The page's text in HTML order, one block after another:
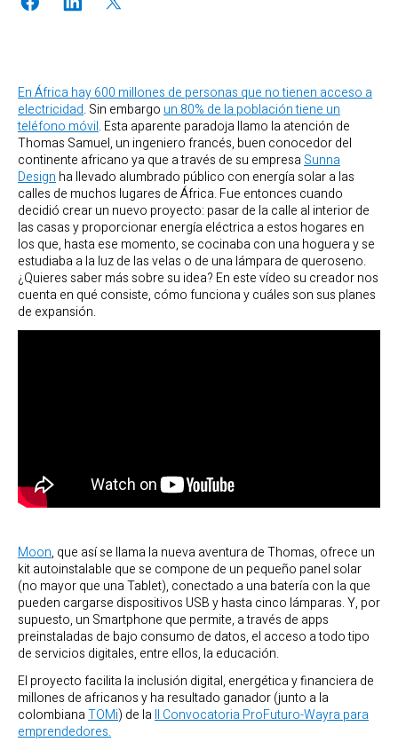
En África hay 600 millones de personas que no tienen acceso a
electricidad. Sin embargo un 80% de la población tiene un
teléfono móvil. Esta aparente paradoja llamo la atención de
Thomas Samuel, un ingeniero francés, buen conocedor del
continente africano ya que a través de su empresa Sunna
Design ha llevado alumbrado público con energía solar a las
calles de muchos lugares de África. Fue entonces cuando
decidió crear un nuevo proyecto: pasar de la calle al interior de
las casas y proporcionar energía eléctrica a estos hogares en
los que, hasta ese momento, se cocinaba con una hoguera y se
estudiaba a la luz de las velas o de una lámpara de queroseno.
¿Quieres saber más sobre su idea? En este vídeo su creador nos
cuenta en qué consiste, cómo funciona y cuáles son sus planes
de expansión.
Moon, que así se llama la nueva aventura de Thomas, ofrece un
kit autoinstalable que se compone de un pequeño panel solar
(no mayor que una Tablet), conectado a una batería con la que
pueden cargarse dispositivos USB y hasta cinco lámparas. Y, por
supuesto, un Smartphone que permite, a través de apps
preinstaladas de bajo consumo de datos, el acceso a todo tipo
de servicios digitales, entre ellos, la educación.
El proyecto facilita la inclusión digital, energética y financiera de
millones de africanos y ha resultado ganador (junto a la
colombianaTOMi) de la II Convocatoria ProFuturo-Wayra para
emprendedores.